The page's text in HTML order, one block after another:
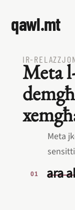
qawl.mt
Meta
Meta
ara